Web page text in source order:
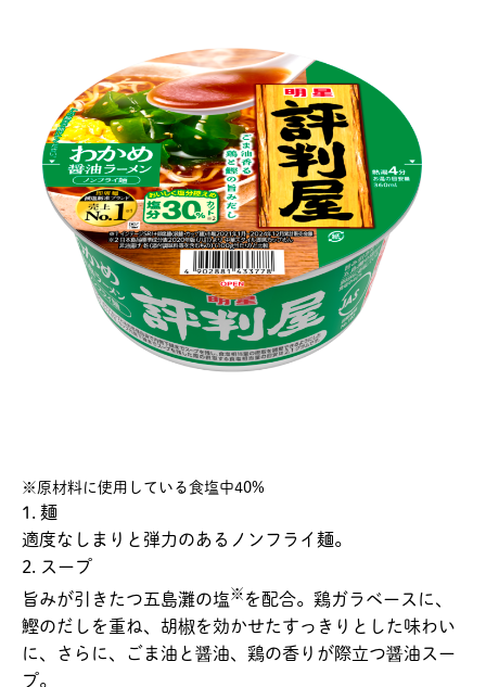
※原材料に使用している食塩中40%
1. 麺
適度なしまりと弾力のあるノンフライ麺。
2. スープ
旨みが引きたつ五島灘の塩 ※ を配合。鶏ガラベースに、
鰹のだしを重ね、胡椒を効かせたすっきりとした味わい
に、さらに、ごま油と醤油、鶏の香りが際立つ醤油スー
プ。